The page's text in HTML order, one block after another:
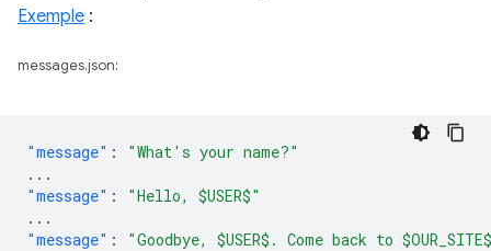
Exemple :
messages.json:
"message" :
"What's your name?"
...
"message" :
"Hello, $USER$"
...
"message" : "Goodbye, $USER$. Come back to